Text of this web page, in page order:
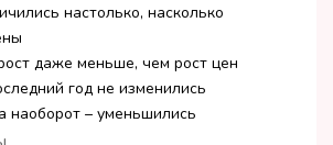
настолько, насколько
даже меньше, чем рост цен
год не изменились
наоборот – уменьшились